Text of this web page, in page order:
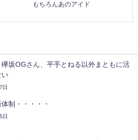
もちろんあのアイド
欅坂OGさん、平手とねる以外まともに活
い
日
制・・・・・
日